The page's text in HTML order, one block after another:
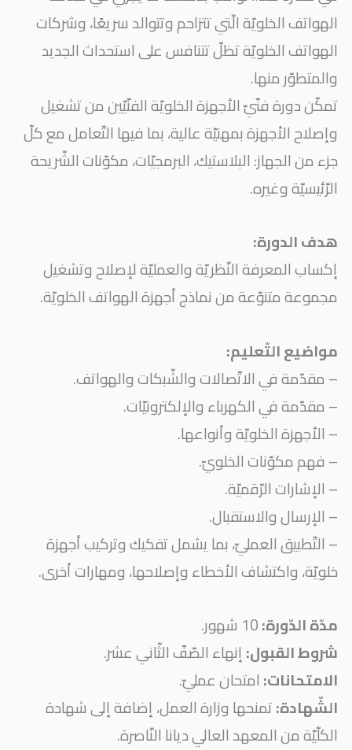
الهواتف الخلويّة الّتي تتزاحم وتتوالد سريعًا، وشركات
الهواتف الخلويّة تظلّ تتنافس على استحداث الجديد
والمتطوّر منها.
تمكّن دورة فنّيّ الأجهزة الخلويّة الفنّيّين من تشغيل
وإصلاح الأجهزة بمهنيّة عالية، بما فيها التّعامل مع كلّ
جزء من الجهاز: البلاستيك، البرمجيّات، مكوّنات الشّريحة
الرّئيسيّة وغيره.
هدف الدورة:
إكساب المعرفة النّظريّة والعمليّة لإصلاح وتشغيل
مجموعة متنوّعة من نماذج أجهزة الهواتف الخلويّة.
مواضيع التّعليم:
– مقدّمة في الاتّصالات والشّبكات والهواتف.
– مقدّمة في الكهرباء والإلكترونيّات.
– الأجهزة الخلويّة وأنواعها.
– فهم مكوّنات الخلويّ.
– الإشارات الرّقميّة.
– الإرسال والاستقبال.
– التّطبيق العمليّ، بما يشمل تفكيك وتركيب أجهزة
خلويّة، واكتشاف الأخطاء وإصلاحها، ومهارات أخرى.
مدّة الدّورة:
شروط القبول:إنهاء الصّفّ الثّاني عشر.
الامتحانات:امتحان عمليّ.
الشّهادة:تمنحها وزارة العمل، إضافة إلى شهادة
الكلّيّة من المعهد العالي ديانا النّاصرة.